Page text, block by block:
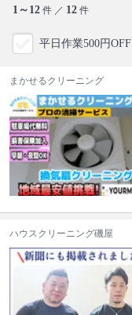
1～12 件 ／ 12 件
平日作業500円OFF
まかせるクリーニング
ハウスクリーニング磯屋